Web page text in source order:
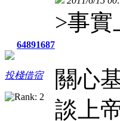
64891687
投棧借宿
>事
關心
談上